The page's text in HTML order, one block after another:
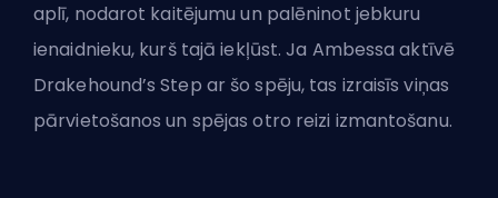
aplī, nodarot kaitējumu un palēninot jebkuru
ienaidnieku, kurš tajā iekļūst. Ja Ambessa aktīvē
Drakehound’s Step ar šo spēju, tas izraisīs viņas
pārvietošanos un spējas otro reizi izmantošanu.